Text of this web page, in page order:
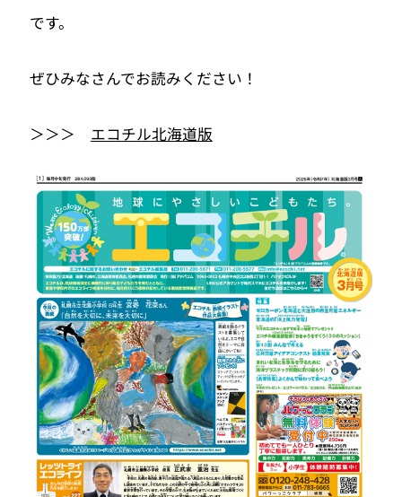
です。
ぜひみなさんでお読みください！
＞＞＞ エコチル北海道版